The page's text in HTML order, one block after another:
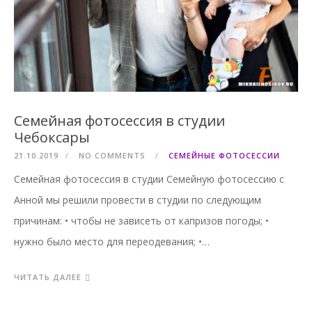
Семейная фотосессия в студии
Чебоксары
21.10.2019 NO COMMENTS СЕМЕЙНЫЕ ФОТОСЕССИИ
Семейная фотосессия в студии Семейную фотосессию с
Анной мы решили провести в студии по следующим
причинам: • чтобы не зависеть от капризов погоды; •
нужно было место для переодевания; •…
ЧИТАТЬ ДАЛЕЕ